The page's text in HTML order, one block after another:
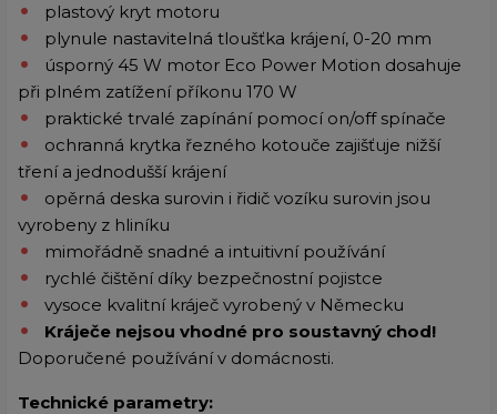
plastový kryt motoru
plynule nastavitelná tloušťka krájení, 0-20 mm
úsporný 45 W motor Eco Power Motion dosahuje
při plném zatížení příkonu 170 W
praktické trvalé zapínání pomocí on/off spínače
ochranná krytka řezného kotouče zajišťuje nižší
tření a jednodušší krájení
opěrná deska surovin i řidič vozíku surovin jsou
vyrobeny z hliníku
mimořádně snadné a intuitivní používání
rychlé čištění díky bezpečnostní pojistce
vysoce kvalitní kráječ vyrobený v Německu
Kráječe nejsou vhodné pro soustavný chod!
Doporučené používání v domácnosti.
Technické parametry: